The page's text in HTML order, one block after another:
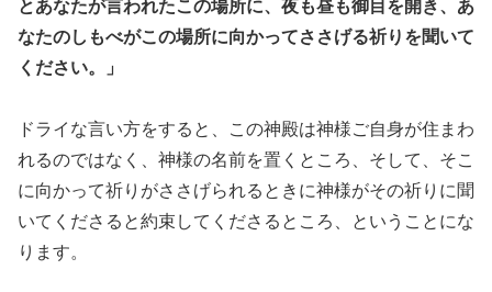
とあなたが言われたこの場所に、夜も昼も御目を開き、あ
なたのしもべがこの場所に向かってささげる祈りを聞いて
ください。」
ドライな言い方をすると、この神殿は神様ご自身が住まわ
れるのではなく、神様の名前を置くところ、そして、そこ
に向かって祈りがささげられるときに神様がその祈りに聞
いてくださると約束してくださるところ、ということにな
ります。